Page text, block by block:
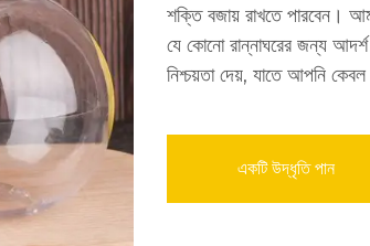
শক্তি বজায় রাখতে পারবেন।
যে কোনো রান্নাঘরের জন্য
নিশ্চয়তা দেয়, যাতে আপনি
একটি উদ্ধৃতি পান